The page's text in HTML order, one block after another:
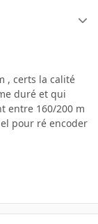
, certs la calité
duré et qui
entre 160/200 m
pour ré encoder